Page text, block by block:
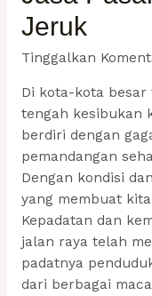
Jeruk
Tinggalkan
Di kota-kota
tengah kesibukan
berdiri dengan
pemandangan
Dengan kondisi
yang membuat
Kepadatan dan
jalan raya telah
padatnya
dari berbagai